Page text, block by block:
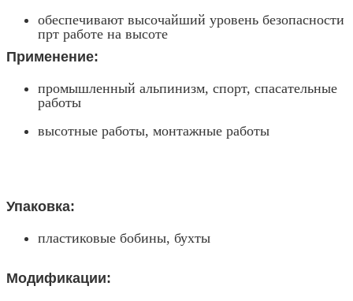
обеспечивают высочайший уровень безопасности
прт работе на высоте
Применение:
промышленный альпинизм, спорт, спасательные
работы
высотные работы, монтажные работы
Упаковка:
пластиковые бобины, бухты
Модификации: